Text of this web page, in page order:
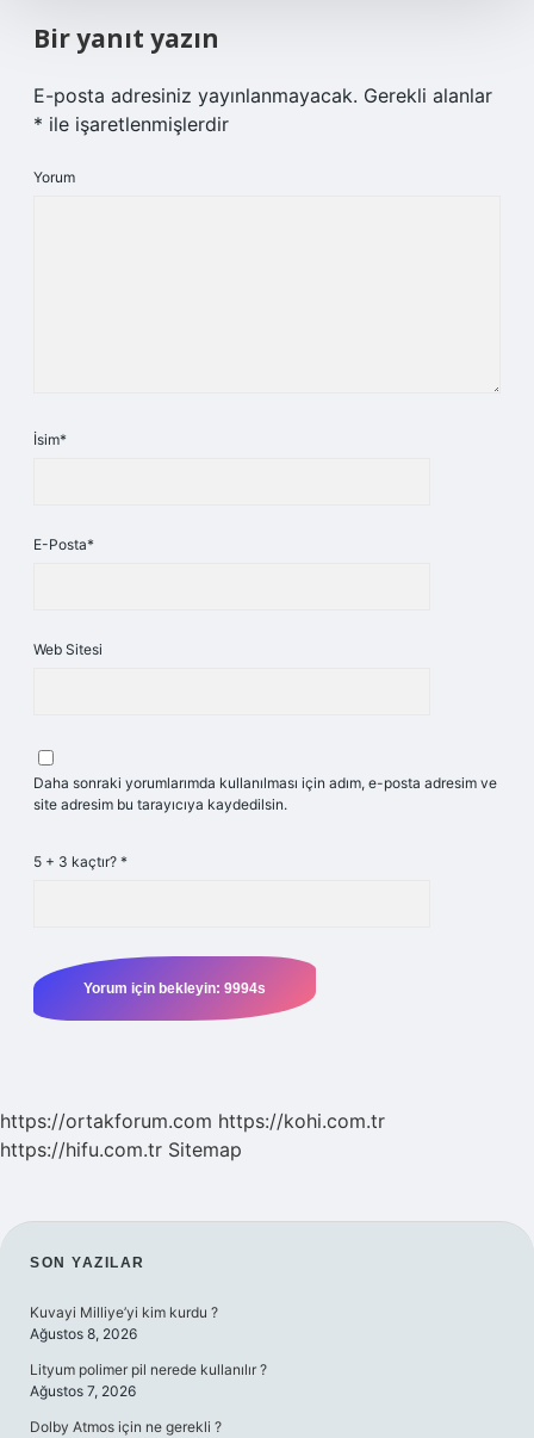
Bir yanıt yazın
E-posta adresiniz yayınlanmayacak. Gerekli alanlar
* ile işaretlenmişlerdir
Yorum
İsim*
E-Posta*
Web Sitesi
Daha sonraki yorumlarımda kullanılması için adım, e-posta adresim ve
site adresim bu tarayıcıya kaydedilsin.
5 + 3 kaçtır? *
https://ortakforum.com https://kohi.com.tr
https://hifu.com.tr Sitemap
SIDEBAR
SON YAZILAR
Kuvayi Milliye’yi kim kurdu ?
Ağustos 8, 2026
Lityum polimer pil nerede kullanılır ?
Ağustos 7, 2026
Dolby Atmos için ne gerekli ?